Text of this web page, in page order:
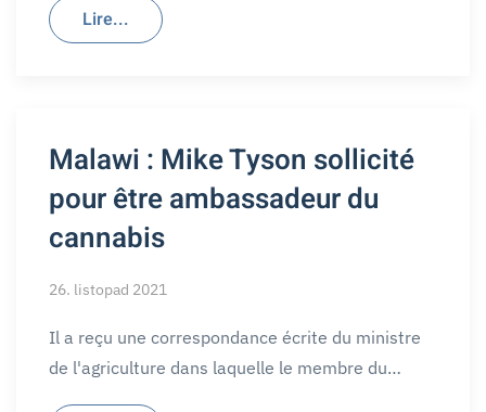
Lire...
Malawi : Mike Tyson sollicité
pour être ambassadeur du
cannabis
26. listopad 2021
Il a reçu une correspondance écrite du ministre
de l'agriculture dans laquelle le membre du…